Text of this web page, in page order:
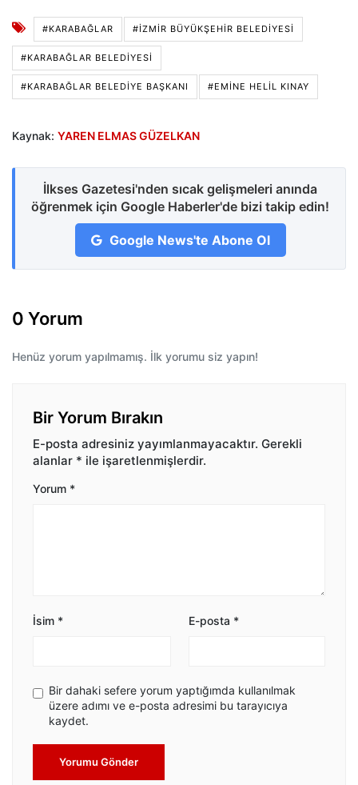
#KARABAĞLAR #İZMIR BÜYÜKŞEHIR BELEDIYESI
#KARABAĞLAR BELEDIYESI
#KARABAĞLAR BELEDIYE BAŞKANI #EMINE HELIL KINAY
Kaynak: YAREN ELMAS GÜZELKAN
İlkses Gazetesi'nden sıcak gelişmeleri anında
öğrenmek için Google Haberler'de bizi takip edin!
Google News'te Abone Ol
0 Yorum
Henüz yorum yapılmamış. İlk yorumu siz yapın!
Bir Yorum Bırakın
E-posta adresiniz yayımlanmayacaktır. Gerekli
alanlar * ile işaretlenmişlerdir.
Yorum *
İsim * E-posta *
Bir dahaki sefere yorum yaptığımda kullanılmak
üzere adımı ve e-posta adresimi bu tarayıcıya
kaydet.
Yorumu Gönder